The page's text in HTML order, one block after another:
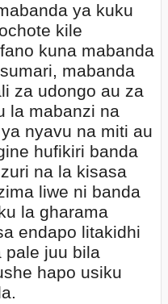
ya kuku
kile
kuna mabanda
mabanda
za udongo au za
la mabanzi na
nyavu na miti au
hufikiri banda
na la kisasa
liwe ni banda
la gharama
endapo litakidhi
pale juu bila
hapo usiku